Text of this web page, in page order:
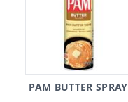
PAM BUTTER SPRAY